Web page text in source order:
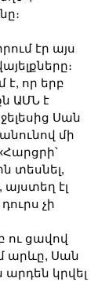
էր այս
որ երբ
ԱՄՆ է
Սան
մի
տեսնել,
այստեղ էլ
չի
ու ցավով
արևը, Սան
արդեն կրվել